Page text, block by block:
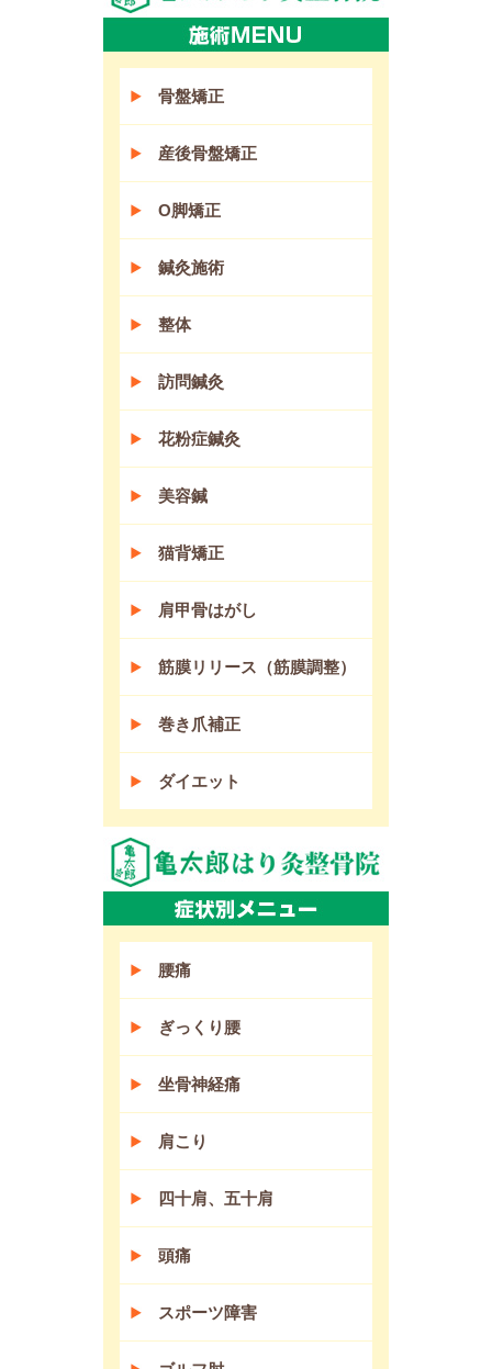
骨盤矯正
産後骨盤矯正
O脚矯正
鍼灸施術
整体
訪問鍼灸
花粉症鍼灸
美容鍼
猫背矯正
肩甲骨はがし
筋膜リリース（筋膜調整）
巻き爪補正
ダイエット
腰痛
ぎっくり腰
坐骨神経痛
肩こり
四十肩、五十肩
頭痛
スポーツ障害